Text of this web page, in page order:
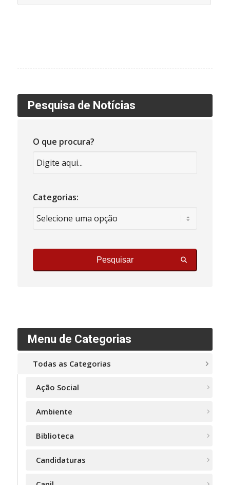
Pesquisa de Notícias
O que procura?
Categorias:
Pesquisar
Menu de Categorias
Todas as Categorias
Ação Social
Ambiente
Biblioteca
Candidaturas